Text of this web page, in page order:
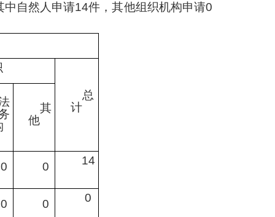
中自然人申请14件，其他组织机构申请0
总
计
其
他
0 0 14
0 0 0